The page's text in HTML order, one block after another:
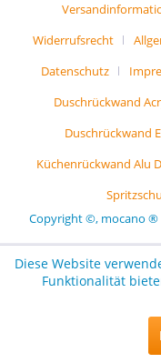
Widerrufsrecht
Datenschutz
Duschrückwand
Duschrückwand
Küchenrückwand Alu
Copyright ©, mocano ®
Diese Website
Funktionalität